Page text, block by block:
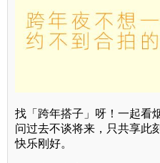
找「跨年搭子」呀！一起看
问过去不谈将来，只共享
快乐刚好。